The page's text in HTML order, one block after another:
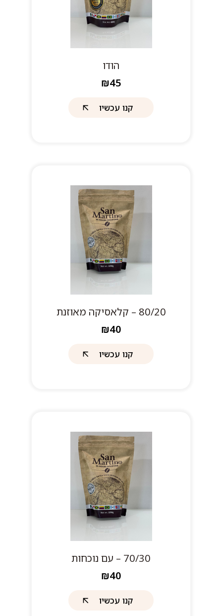
הודו
₪45
קנו עכשיו
80/20 – קלאסיקה מאוזנת
₪40
קנו עכשיו
70/30 – עם נוכחות
₪40
קנו עכשיו